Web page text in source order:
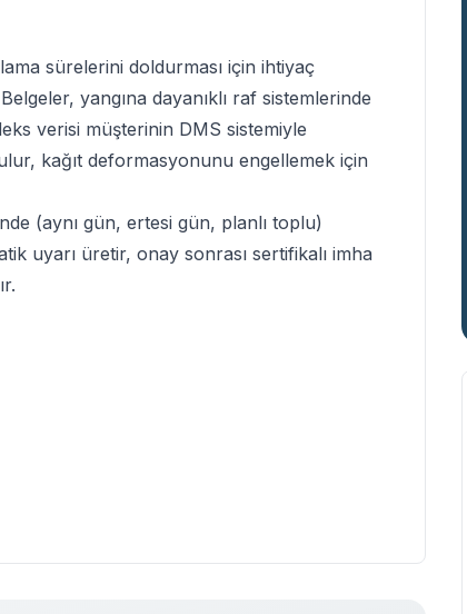
sürelerini doldurması için ihtiyaç
yangına dayanıklı raf sistemlerinde
verisi müşterinin DMS sistemiyle
kağıt deformasyonunu engellemek için
(aynı gün, ertesi gün, planlı toplu)
uyarı üretir, onay sonrası sertifikalı imha